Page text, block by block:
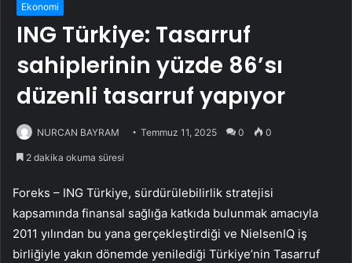
Ekonomi
ING Türkiye: Tasarruf
sahiplerinin yüzde 86’sı
düzenli tasarruf yapıyor
NURCAN BAYRAM Temmuz 11, 2025 0 0
2 dakika okuma süresi
Foreks – ING Türkiye, sürdürülebilirlik stratejisi
kapsamında finansal sağlığa katkıda bulunmak amacıyla
2011 yılından bu yana gerçekleştirdiği ve NielsenIQ iş
birliğiyle yakın dönemde yenilediği Türkiye’nin Tasarruf